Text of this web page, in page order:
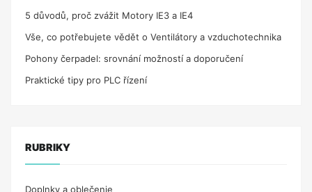
5 důvodů, proč zvážit Motory IE3 a IE4
Vše, co potřebujete vědět o Ventilátory a vzduchotechnika
Pohony čerpadel: srovnání možností a doporučení
Praktické tipy pro PLC řízení
RUBRIKY
Doplnky a oblečenie